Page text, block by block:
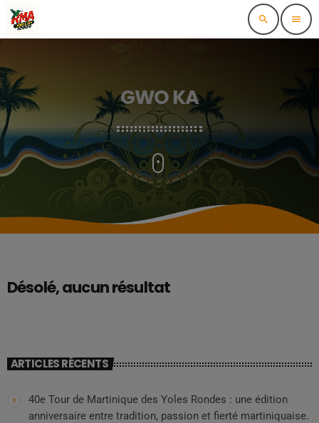
search menu
GWO KA
Désolé, aucun résultat
ARTICLES RÉCENTS
40e Tour de Martinique des Yoles Rondes : une édition
anniversaire entre tradition, passion et fierté martiniquaise.